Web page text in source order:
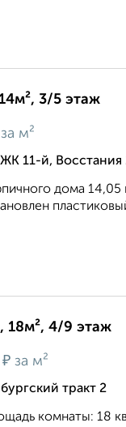
3/5 этаж
за м²
11-й, Восстания
дома 14,05
18м², 4/9 этаж
₽ за м²
тракт 2
комнаты: 18